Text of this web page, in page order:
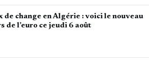
de change en Algérie : voici le nouveau
de l’euro ce jeudi 6 août